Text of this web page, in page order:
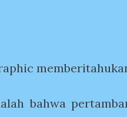
bahwa